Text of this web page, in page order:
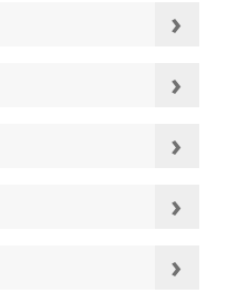
›
›
›
›
›